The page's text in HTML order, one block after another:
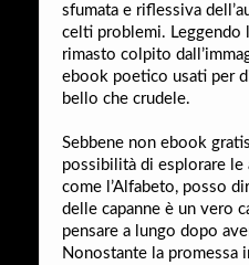
sfumata e riflessiva
celti problemi. Leggendo
rimasto colpito
ebook poetico usati per
bello che crudele.
Sebbene non ebook
possibilità di esplorare le
come l’Alfabeto, posso
delle capanne è un vero
pensare a lungo dopo
Nonostante la promessa